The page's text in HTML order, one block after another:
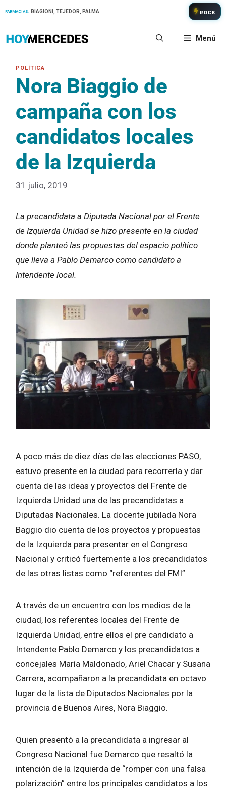
FARMACIAS: BIAGIONI, TEJEDOR, PALMA ROCK
Menú
Nora Biaggio de
campaña con los
candidatos locales
de la Izquierda
31 julio, 2019
La precandidata a Diputada Nacional por el Frente
de Izquierda Unidad se hizo presente en la ciudad
donde planteó las propuestas del espacio político
que lleva a Pablo Demarco como candidato a
Intendente local.
A poco más de diez días de las elecciones PASO,
estuvo presente en la ciudad para recorrerla y dar
cuenta de las ideas y proyectos del Frente de
Izquierda Unidad una de las precandidatas a
Diputadas Nacionales. La docente jubilada Nora
Baggio dio cuenta de los proyectos y propuestas
de la Izquierda para presentar en el Congreso
Nacional y criticó fuertemente a los precandidatos
de las otras listas como “referentes del FMI”
A través de un encuentro con los medios de la
ciudad, los referentes locales del Frente de
Izquierda Unidad, entre ellos el pre candidato a
Intendente Pablo Demarco y los precandidatos a
concejales María Maldonado, Ariel Chacar y Susana
Carrera, acompañaron a la precandidata en octavo
lugar de la lista de Diputados Nacionales por la
provincia de Buenos Aires, Nora Biaggio.
Quien presentó a la precandidata a ingresar al
Congreso Nacional fue Demarco que resaltó la
intención de la Izquierda de “romper con una falsa
polarización” entre los principales candidatos a los